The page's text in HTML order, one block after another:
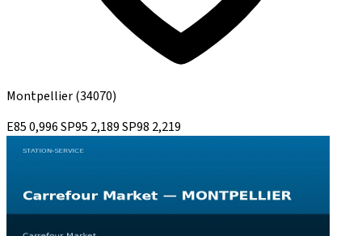
Montpellier(34070)
E850,996SP95 2,189SP98 2,219